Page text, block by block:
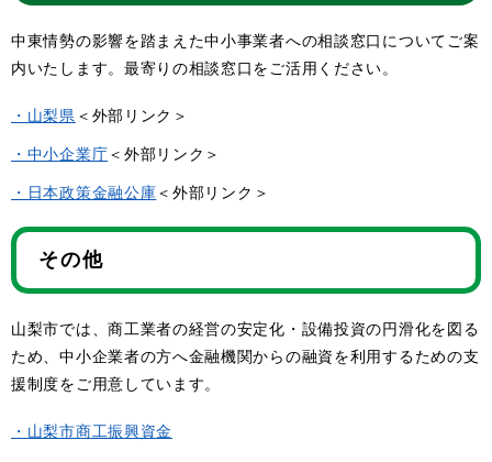
中東情勢の影響を踏まえた中小事業者への相談窓口についてご案
内いたします。最寄りの相談窓口をご活用ください。
・山梨県 ＜外部リンク＞
・中小企業庁＜外部リンク＞
・日本政策金融公庫＜外部リンク＞
その他
山梨市では、商工業者の経営の安定化・設備投資の円滑化を図る
ため、中小企業者の方へ金融機関からの融資を利用するための支
援制度をご用意しています。
・山梨市商工振興資金